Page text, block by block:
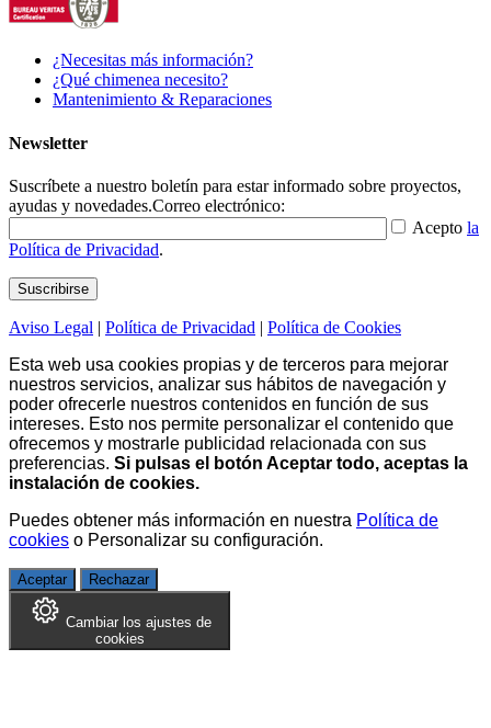
¿Necesitas más información?
¿Qué chimenea necesito?
Mantenimiento & Reparaciones
Newsletter
Suscríbete a nuestro boletín para estar informado sobre proyectos,
ayudas y novedades.Correo electrónico:
Acepto la
Política de Privacidad.
Aviso Legal | Política de Privacidad | Política de Cookies
Esta web usa cookies propias y de terceros para mejorar
nuestros servicios, analizar sus hábitos de navegación y
poder ofrecerle nuestros contenidos en función de sus
intereses. Esto nos permite personalizar el contenido que
ofrecemos y mostrarle publicidad relacionada con sus
preferencias. Si pulsas el botón Aceptar todo, aceptas la
instalación de cookies.
Puedes obtener más información en nuestra Política de
cookies o Personalizar su configuración.
Aceptar Rechazar
Cambiar los ajustes de
cookies